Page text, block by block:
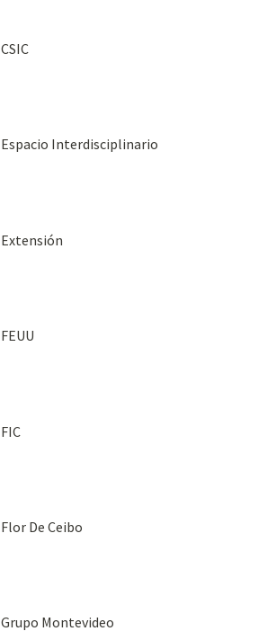
CSIC
Espacio Interdisciplinario
Extensión
FEUU
FIC
Flor De Ceibo
Grupo Montevideo